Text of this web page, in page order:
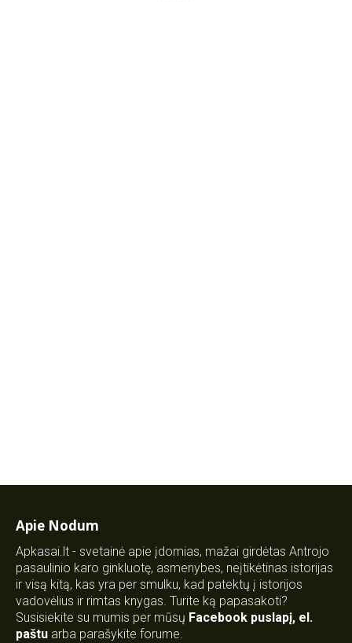
Apie Nodum
Apkasai.lt - svetainė apie įdomias, mažai girdėtas Antrojo
pasaulinio karo ginkluotę, asmenybes, neįtikėtinas istorijas
ir visą kitą, kas yra per smulku, kad patektų į istorijos
vadovėlius ir rimtas knygas. Turite ką papasakoti?
Susisiekite su mumis per mūsų Facebook puslapį, el.
paštu arba parašykite forume.